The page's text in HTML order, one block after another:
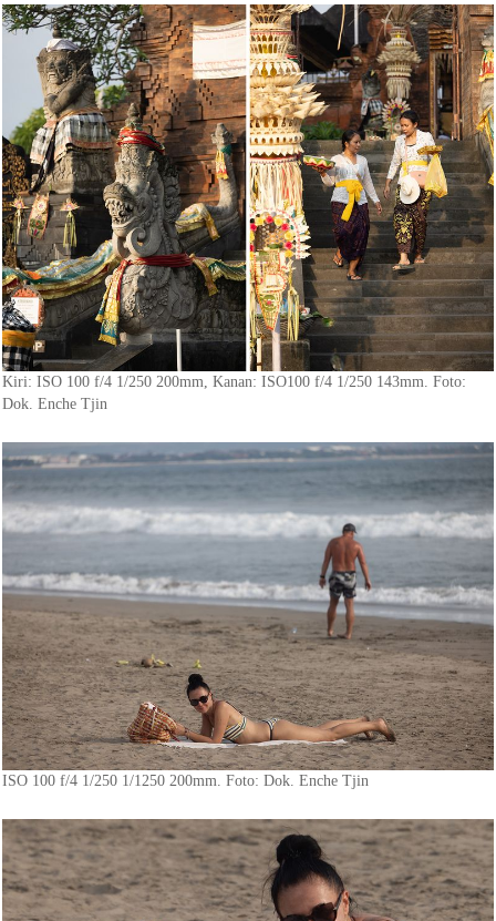
Kiri: ISO 100 f/4 1/250 200mm, Kanan: ISO100 f/4 1/250 143mm. Foto:
Dok. Enche Tjin
ISO 100 f/4 1/250 1/1250 200mm. Foto: Dok. Enche Tjin